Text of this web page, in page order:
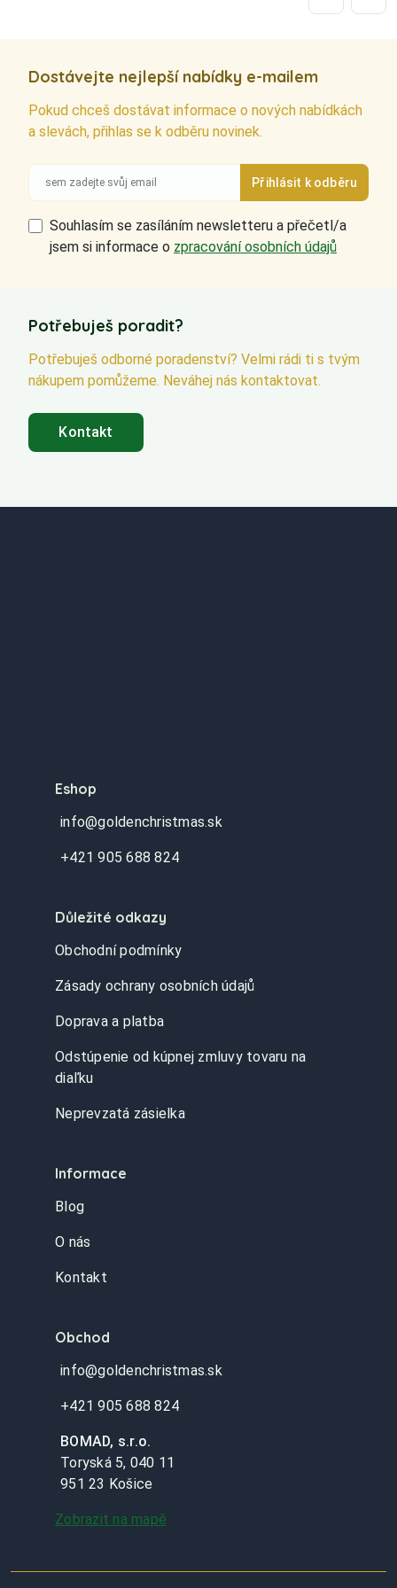
Dostávejte nejlepší nabídky e-mailem
Pokud chceš dostávat informace o nových nabídkách
a slevách, přihlas se k odběru novinek.
Souhlasím se zasíláním newsletteru a přečetl/a
jsem si informace o zpracování osobních údajů
Potřebuješ poradit?
Potřebuješ odborné poradenství? Velmi rádi ti s tvým
nákupem pomůžeme. Neváhej nás kontaktovat.
Kontakt
Eshop
info@goldenchristmas.sk
+421 905 688 824
Důležité odkazy
Obchodní podmínky
Zásady ochrany osobních údajů
Doprava a platba
Odstúpenie od kúpnej zmluvy tovaru na
diaľku
Neprevzatá zásielka
Informace
Blog
O nás
Kontakt
Obchod
info@goldenchristmas.sk
+421 905 688 824
BOMAD, s.r.o.
Toryská 5, 040 11
951 23 Košice
Zobrazit na mapě